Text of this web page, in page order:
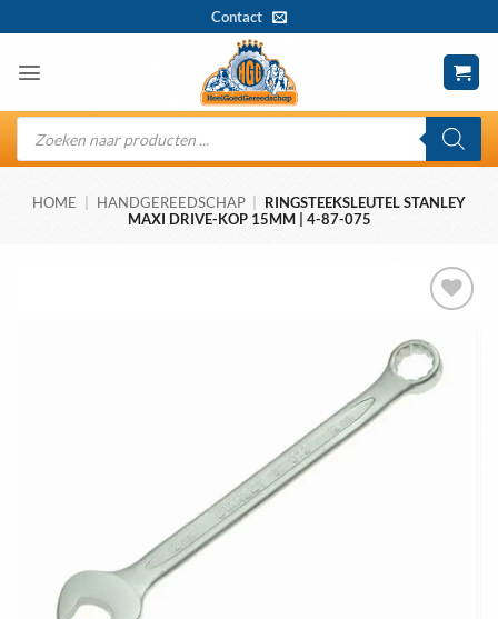
naar
inhoud
Contact
Producten
zoeken
HOME HANDGEREEDSCHAP
RINGSTEEKSLEUTEL STANLEY
MAXI DRIVE-KOP 15MM | 4-87-075